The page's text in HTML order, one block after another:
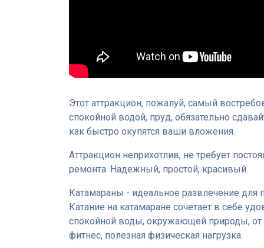
Этот аттракцион, пожалуй, самый
спокойной водой, пруд, обязательно
как быстро окупятся ваши вложения.
Аттракцион неприхотлив, не требует
ремонта. Надежный, простой, красивый.
Катамараны - идеальное развлечение для
Катание на катамаране сочетает в себе
спокойной воды, окружающей природы,
фитнес, полезная физическая нагрузка.